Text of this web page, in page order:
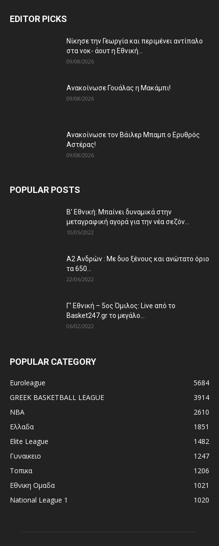
EDITOR PICKS
Νίκησε την Γεωργία και περιμένει αντίπαλο
στα νοκ- άουτ η Εθνική...
09/08/2026
Ανακοίνωσε Γουάλας η Μακάμπι!
09/08/2026
Ανακοίνωσε τον Βάιλερ Μπαμπ ο Ερυθρός
Αστέρας!
09/08/2026
POPULAR POSTS
Β’ Εθνική: Μπαίνει δυναμικά στην
μεταγραφική αγορά για την νέα σεζόν...
10/05/2022
Α2 Ανδρών : Με δυο ξένους και ανώτατο όριο
τα 650...
22/06/2022
Γ’ Εθνική – 5ος Όμιλος: Live από το
Basket247.gr το μεγάλο...
06/02/2022
POPULAR CATEGORY
Euroleague
5684
GREEK BASKETBALL LEAGUE
3914
NBA
2610
Ελλαδα
1851
Elite League
1482
Γυναικειο
1247
Τοπικα
1206
Εθνικη Ομαδα
1021
National League 1
1020